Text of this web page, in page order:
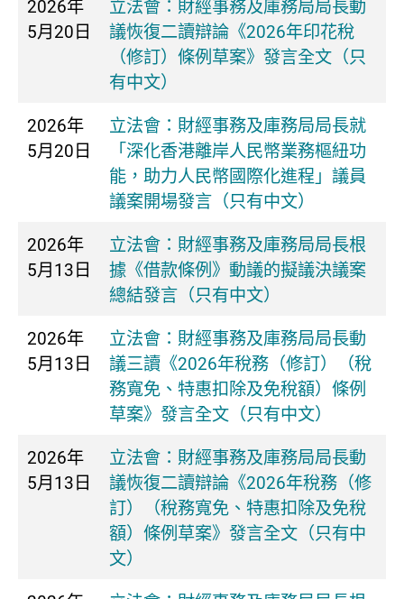
2026年
5月20日
立法會：財經事務及庫務局局長動
議恢復二讀辯論《2026年印花稅
（修訂）條例草案》發言全文（只
有中文）
2026年
5月20日
立法會：財經事務及庫務局局長就
「深化香港離岸人民幣業務樞紐功
能，助力人民幣國際化進程」議員
議案開場發言（只有中文）
2026年
5月13日
立法會：財經事務及庫務局局長根
據《借款條例》動議的擬議決議案
總結發言（只有中文）
2026年
5月13日
立法會：財經事務及庫務局局長動
議三讀《2026年稅務（修訂）（稅
務寬免、特惠扣除及免稅額）條例
草案》發言全文（只有中文）
2026年
5月13日
立法會：財經事務及庫務局局長動
議恢復二讀辯論《2026年稅務（修
訂）（稅務寬免、特惠扣除及免稅
額）條例草案》發言全文（只有中
文）